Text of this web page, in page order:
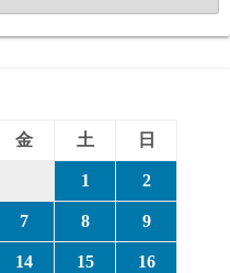
金 土 日
1 2
7 8 9
14 15 16